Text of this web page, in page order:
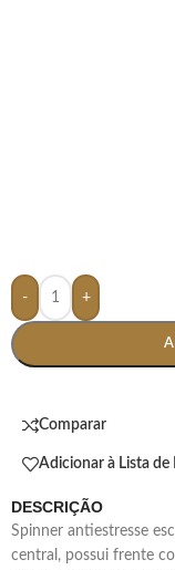
- +
Comparar
Adicionar à Lista de
DESCRIÇÃO
spinner antiestresse escudo, material metálico. com rolamento
central, possui frente